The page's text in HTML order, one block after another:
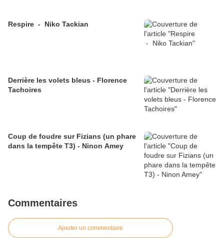
Respire - Niko Tackian
Derrière les volets bleus - Florence
Tachoires
Coup de foudre sur Fizians (un phare
dans la tempête T3) - Ninon Amey
Commentaires
Ajouter un commentaire